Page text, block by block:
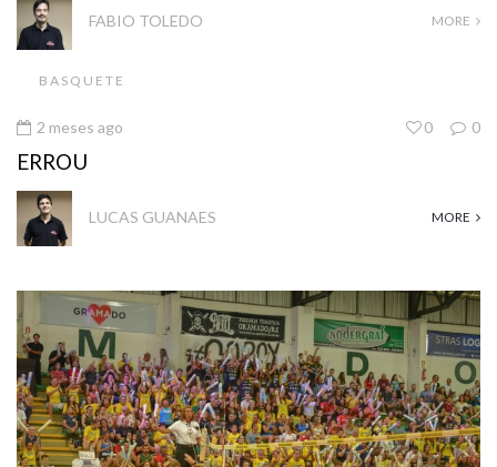
FABIO TOLEDO MORE
BASQUETE
2 meses ago 0
0
ERROU
LUCAS GUANAES MORE